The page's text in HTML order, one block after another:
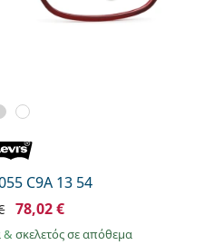
C9A 13 54
78,02 €
& σκελετός σε απόθεμα